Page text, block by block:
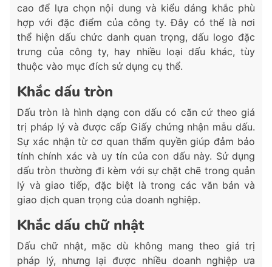
cao để lựa chọn nội dung và kiểu dáng khắc phù
hợp với đặc điểm của công ty. Đây có thể là nơi
thể hiện dấu chức danh quan trọng, dấu logo đặc
trưng của công ty, hay nhiều loại dấu khác, tùy
thuộc vào mục đích sử dụng cụ thể.
Khắc dấu tròn
Dấu tròn là hình dạng con dấu có căn cứ theo giá
trị pháp lý và được cấp Giấy chứng nhận mẫu dấu.
Sự xác nhận từ cơ quan thẩm quyền giúp đảm bảo
tính chính xác và uy tín của con dấu này. Sử dụng
dấu tròn thường đi kèm với sự chặt chẽ trong quản
lý và giao tiếp, đặc biệt là trong các văn bản và
giao dịch quan trọng của doanh nghiệp.
Khắc dấu chữ nhật
Dấu chữ nhật, mặc dù không mang theo giá trị
pháp lý, nhưng lại được nhiều doanh nghiệp ưa